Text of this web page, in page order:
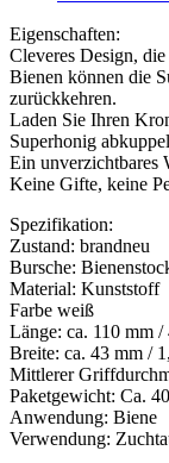
Eigenschaften:
Cleveres Design,
Bienen können die
zurückkehren.
Laden Sie Ihren
Superhonig
Ein unverzichtbares
Keine Gifte, keine
Spezifikation:
Zustand: brandneu
Bursche:
Material: Kunststoff
Farbe weiß
Länge: ca. 110 mm
Breite: ca. 43 mm /
Mittlerer
Paketgewicht: Ca.
Anwendung: Biene
Verwendung: